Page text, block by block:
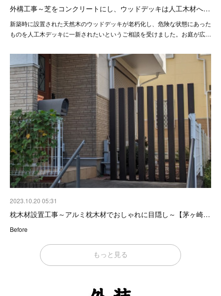
外構工事～芝をコンクリートにし、ウッドデッキは人工木材へ…
新築時に設置された天然木のウッドデッキが老朽化し、危険な状態にあった
ものを人工木デッキに一新されたいというご相談を受けました。お庭が広…
2023.10.20 05:31
枕木材設置工事～アルミ枕木材でおしゃれに目隠し～【茅ヶ崎…
Before
もっと見る